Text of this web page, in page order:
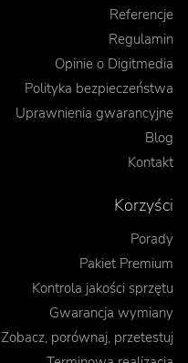
Referencje
Regulamin
Opinie o Digitmedia
Polityka bezpieczeństwa
Uprawnienia gwarancyjne
Blog
Kontakt
Korzyści
Porady
Pakiet Premium
Kontrola jakości sprzętu
Gwarancja wymiany
Zobacz, porównaj, przetestuj